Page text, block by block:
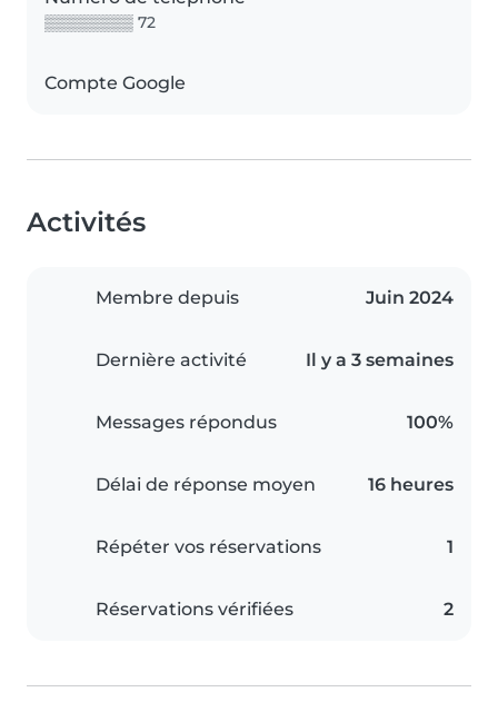
▒▒▒▒▒▒▒▒ 72
Compte Google
Activités
Membre depuis Juin 2024
Dernière activité Il y a 3 semaines
Messages répondus 100%
Délai de réponse moyen 16 heures
Répéter vos réservations 1
Réservations vérifiées 2